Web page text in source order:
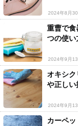
2024年8月30
重曹で食
つの使い
2024年9月13
オキシク
や正しい
2024年9月13
カーペ